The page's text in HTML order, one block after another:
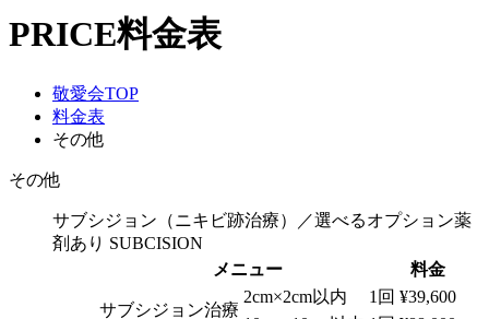
PRICE料金表
敬愛会TOP
料金表
その他
その他
サブシジョン（ニキビ跡治療）／選べるオプション薬
剤あり SUBCISION
メニュー
料金
サブシジョン治療
2cm×2cm以内 1回 ¥39,600